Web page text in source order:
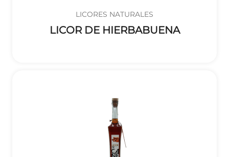
LICORES NATURALES
LICOR DE HIERBABUENA